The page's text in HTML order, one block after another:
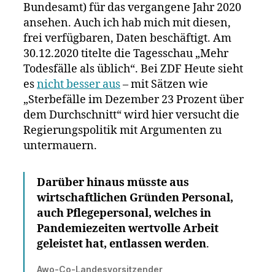
Bundesamt) für das vergangene Jahr 2020
ansehen. Auch ich hab mich mit diesen,
frei verfügbaren, Daten beschäftigt. Am
30.12.2020 titelte die Tagesschau „Mehr
Todesfälle als üblich“. Bei ZDF Heute sieht
esnicht besser aus– mit Sätzen wie
„Sterbefälle im Dezember 23 Prozent über
dem Durchschnitt“ wird hier versucht die
Regierungspolitik mit Argumenten zu
untermauern.
Darüber hinaus müsste aus
wirtschaftlichen Gründen Personal,
auch Pflegepersonal, welches in
Pandemiezeiten wertvolle Arbeit
geleistet hat, entlassen werden.
Awo-Co-Landesvorsitzender